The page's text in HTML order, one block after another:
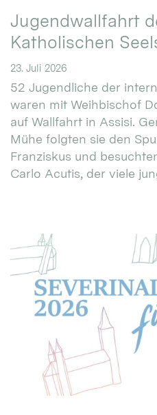
Jugendwallfahrt
Katholischen
23. Juli 2026
52 Jugendliche der
waren mit Weihbischof
auf Wallfahrt in Assisi.
Mühe folgten sie den
Franziskus und
Carlo Acutis, der viele